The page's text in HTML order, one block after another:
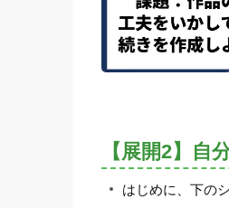
【展開2】自
はじめに、下の